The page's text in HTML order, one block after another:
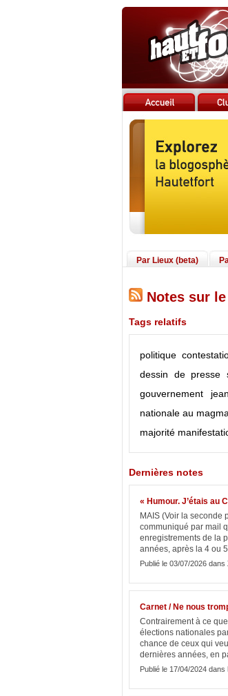
Par Lieux (beta)
Notes sur
Tags relatifs
politique
dessin de presse
gouvernement
nationale au
majorité
Dernières notes
« Humour. J’étais au
MAIS (Voir la seconde
communiqué par mail
enregistrements de la
années, après la 4 ou
Publié le 03/07/2026 dans
Carnet / Ne nous
Contrairement à ce
élections nationales
chance de ceux qui
dernières années, en
Publié le 17/04/2024 dans